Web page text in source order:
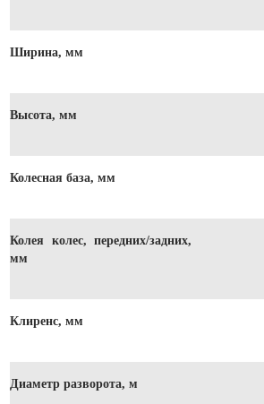
Ширина, мм
Высота, мм
Колесная база, мм
Колея колес, передних/задних,
мм
Клиренс, мм
Диаметр разворота, м